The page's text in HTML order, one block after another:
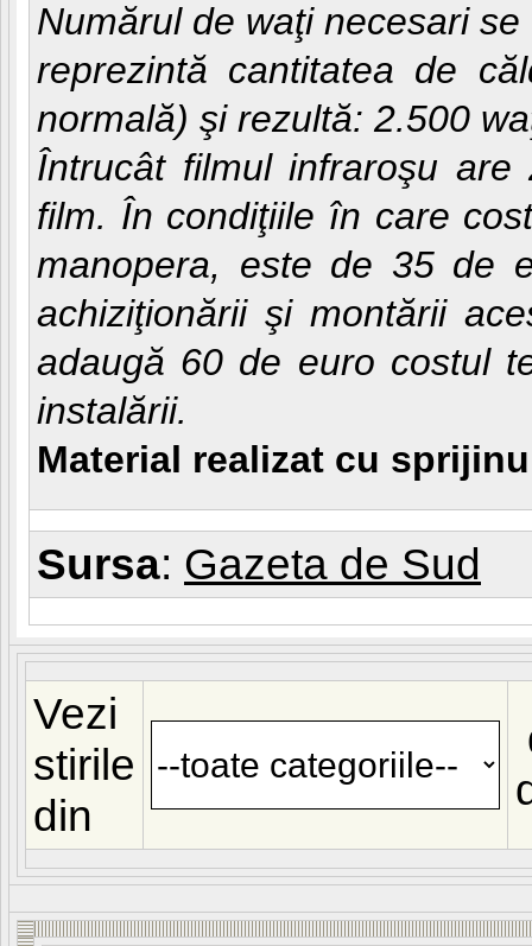
Numărul de waţi necesari
reprezintă cantitatea de
normală) şi rezultă: 2.500
Întrucât filmul infraroşu
film. În condiţiile în care
manopera, este de 35 de
achiziţionării şi montării
adaugă 60 de euro costul
instalării.
Material realizat cu
Sursa: Gazeta de Sud
Vezi
stirile
din